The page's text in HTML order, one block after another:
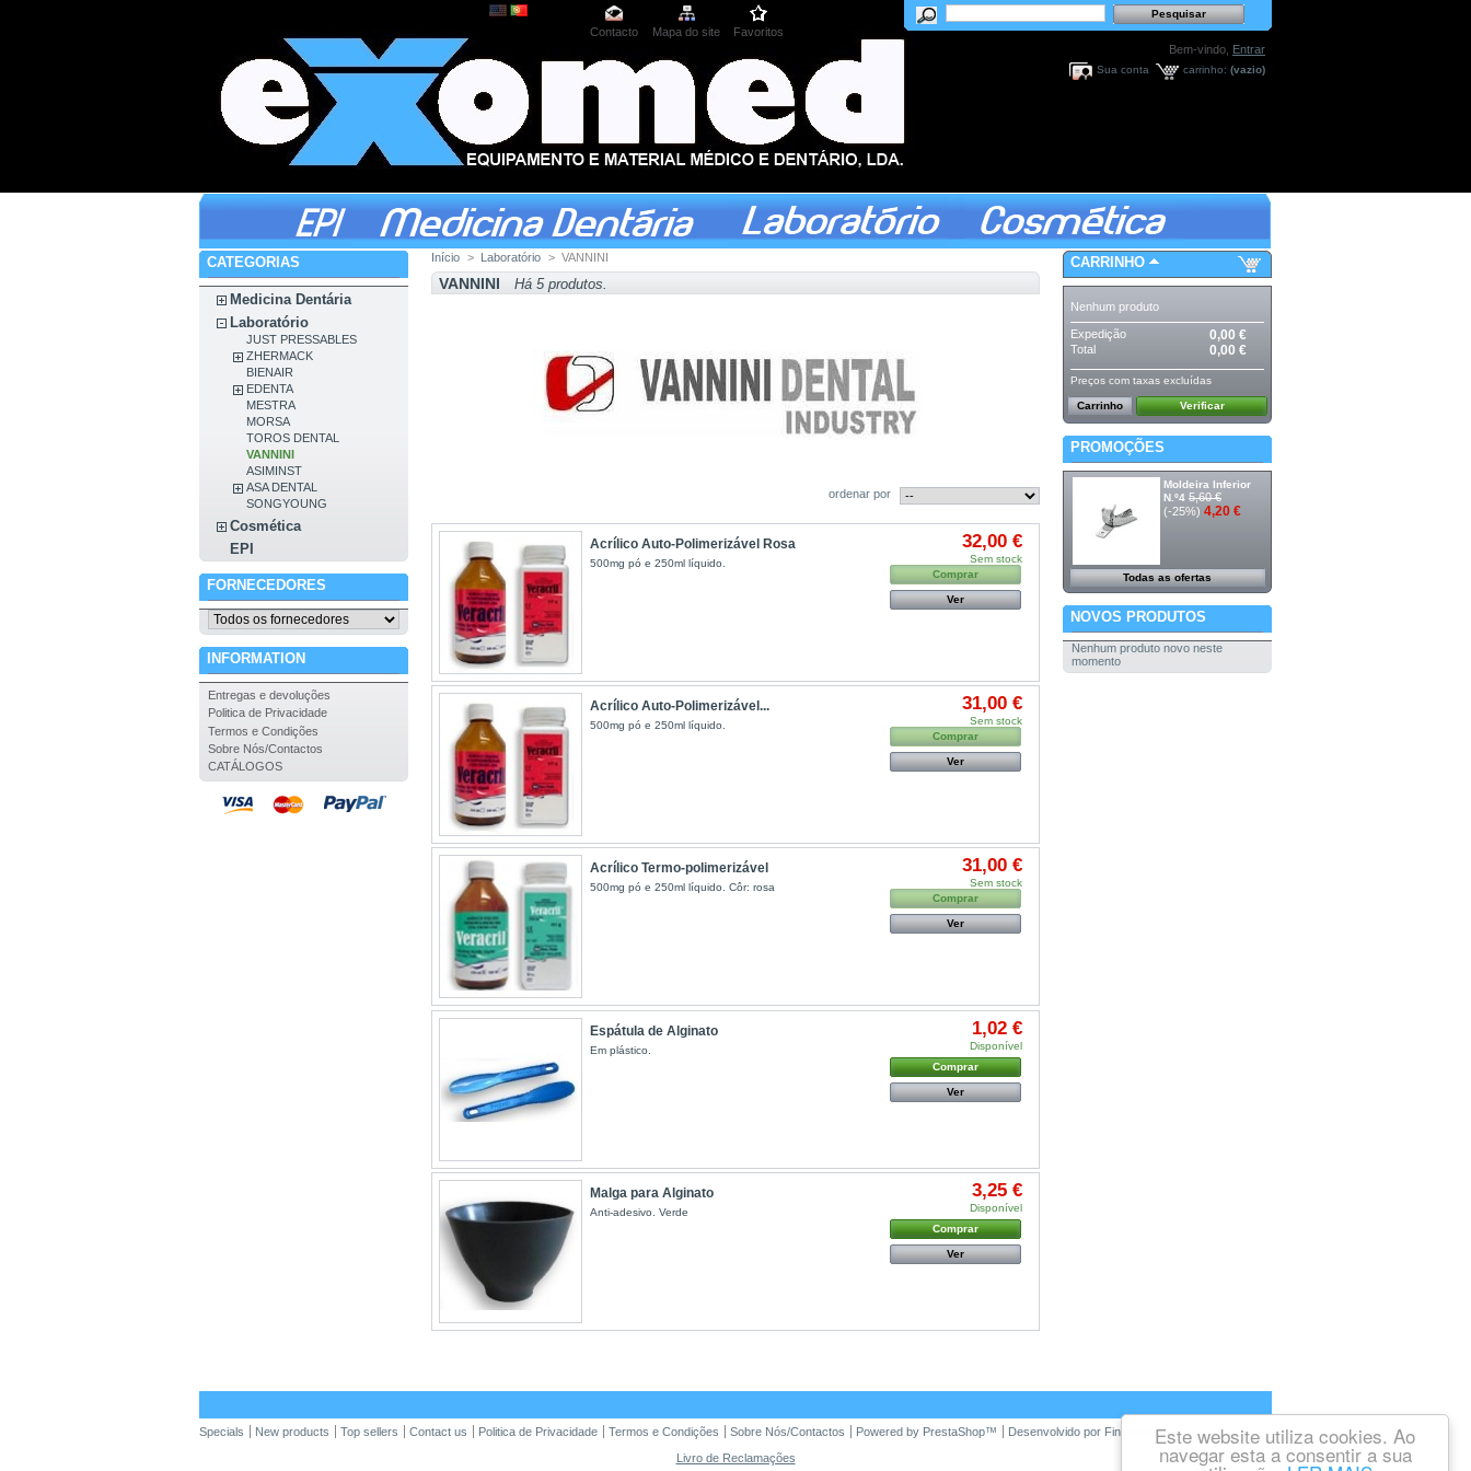
Este website utiliza cookies. Ao
navegar esta a consentir a sua
Contacto Mapa do site
Favoritos
Bem-vindo, Entrar
carrinho: (vazio)
Sua conta
CATEGORIAS
Medicina Dentária
Laboratório
JUST PRESSABLES
ZHERMACK
BIENAIR
EDENTA
MESTRA
MORSA
TOROS DENTAL
VANNINI
ASIMINST
ASA DENTAL
SONGYOUNG
Cosmética
EPI
FORNECEDORES
INFORMATION
Entregas e devoluções
Politica de Privacidade
Termos e Condições
Sobre Nós/Contactos
CATÁLOGOS
Início > Laboratório > VANNINI
VANNINI Há 5 produtos.
ordenar por
Acrílico Auto-Polimerizável Rosa
500mg pó e 250ml líquido.
32,00 €
Sem stock
Comprar
Ver
Acrílico Auto-Polimerizável...
500mg pó e 250ml líquido.
31,00 €
Sem stock
Comprar
Ver
Acrílico Termo-polimerizável
500mg pó e 250ml líquido. Côr: rosa
31,00 €
Sem stock
Comprar
Ver
Espátula de Alginato
Em plástico.
1,02 €
Disponível
Comprar
Ver
Malga para Alginato
Anti-adesivo. Verde
3,25 €
Disponível
Comprar
Ver
CARRINHO
Nenhum produto
Expedição 0,00 €
Total 0,00 €
Preços com taxas excluídas
Carrinho Verificar
PROMOÇÕES
Moldeira Inferior
N.º4 5,60 €
(-25%) 4,20 €
Todas as ofertas
NOVOS PRODUTOS
Nenhum produto novo neste
momento
Specials New products Top sellers Contact us Politica de Privacidade Termos e Condições Sobre Nós/Contactos Powered by PrestaShop™ Desenvolvido por FinalWebsite
Livro de Reclamações